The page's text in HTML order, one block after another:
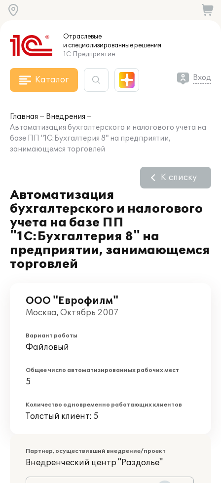
Отраслевые
и специализированныерешения
1С:Предприятие
Каталог Вход
Главная
Внедрения
Автоматизация бухгалтерского и налогового учета на
базе ПП "1С:Бухгалтерия 8" на предприятии,
занимающемся торговлей
Автоматизация
бухгалтерского и налогового
учета на базе ПП
"1С:Бухгалтерия 8" на
предприятии, занимающемся
торговлей
К списку
ООО "Еврофилм"
Москва, Октябрь 2007
Вариант работы
Файловый
Общее число автоматизированных рабочих мест
5
Количество одновременно работающих клиентов
Толстый клиент: 5
Партнер, осуществивший внедрение/проект
Внедренческий центр "Раздолье"